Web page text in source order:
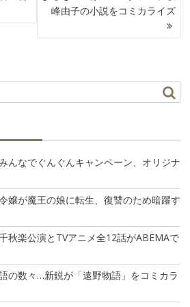
峰由子の小説をコミカライズ
んなでぐんぐんキャンペーン、オリジナ
嬢が魔王の娘に転生、復讐のため暗躍す
秋楽公演とTVアニメ全12話がABEMAで
の数々…新鋭が「遠野物語」をコミカラ